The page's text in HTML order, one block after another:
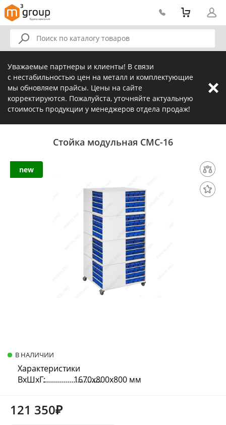
Уважаемые партнеры и клиенты! В связи
с нестабильностью цен на металл и комплектующие
мы обновляем прайсы. Цены на сайте
корректируются. Пожалуйста, уточняйте актуальную
стоимость продукции у менеджеров отдела продаж!
Стойка модульная СМС-16
new
В НАЛИЧИИ
Характеристики
ВхШхГ:
1670х800х800 мм
121 350₽